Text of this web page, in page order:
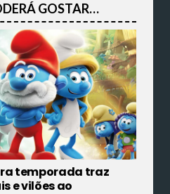
GOSTAR…
temporada traz
e vilões ao